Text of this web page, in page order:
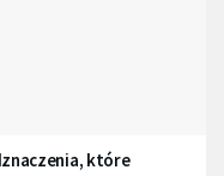
które